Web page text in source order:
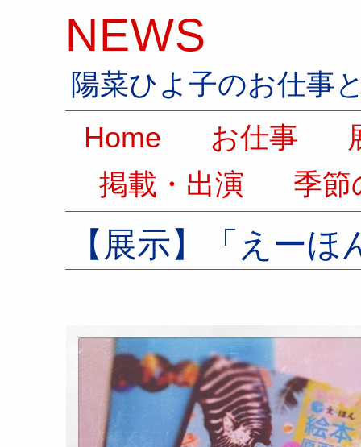
NEWS
陽菜ひよ子のお仕事
Home
お仕事
掲載・出演
季節
【展示】「えー